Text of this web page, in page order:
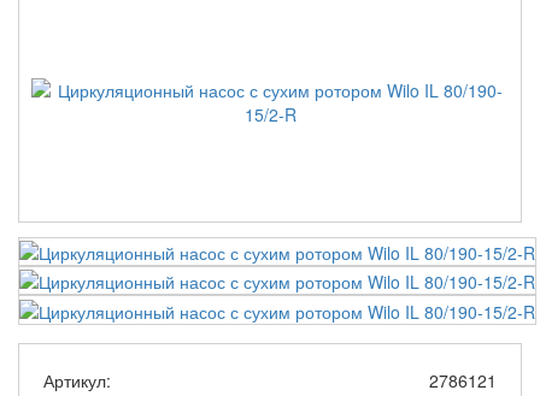
Артикул:
2786121